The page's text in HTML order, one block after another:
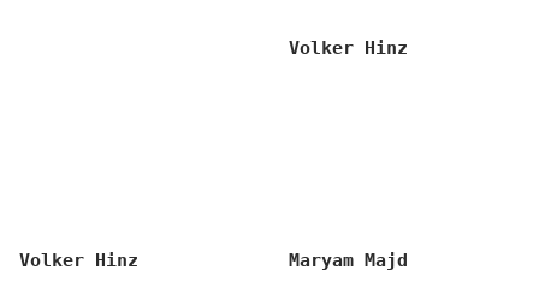
Volker Hinz
Volker Hinz Maryam Majd